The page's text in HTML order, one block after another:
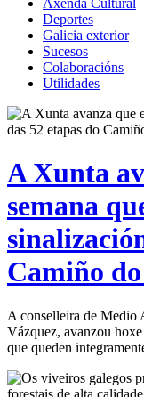
Axenda Cultural
Deportes
Galicia exterior
Sucesos
Colaboracións
Utilidades
A Xunta
semana
Camiño
A conselleira de Medio
Vázquez, avanzou
que queden